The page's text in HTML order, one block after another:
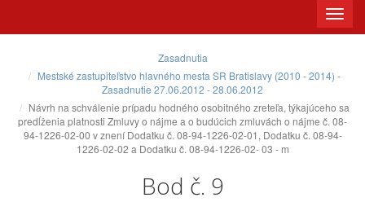
Toggle
Zasadnutia
Mestské zastupiteľstvo hlavného mesta SR Bratislavy (2010 - 2014) -
Zasadnutie 27.06.2012 - 28.06.2012
Návrh na schválenie prípadu hodného osobitného zreteľa, týkajúceho sa
predĺženia platnosti Zmluvy o nájme a o budúcich zmluvách o nájme č. 08-
94-1226-02-00 v znení Dodatku č. 08-94-1226-02-01, Dodatku č. 08-94-
1226-02-02 a Dodatku č. 08-94-1226-02- 03 - m
Bod č. 9